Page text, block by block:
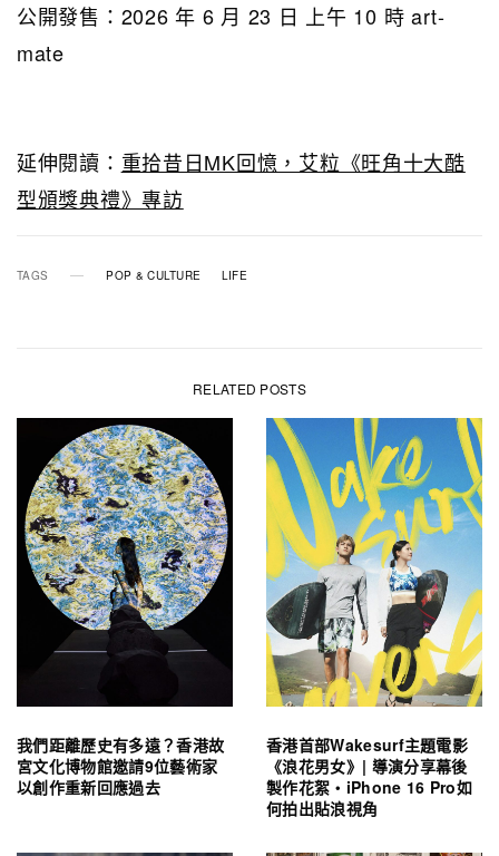
公開發售：2026 年 6 月 23 日 上午 10 時 art-
mate
延伸閱讀： 重拾昔日MK回憶，艾粒《旺角十大酷
型頒獎典禮》專訪
TAGS POP & CULTURE LIFE
RELATED POSTS
我們距離歷史有多遠？香港故
宮文化博物館邀請9位藝術家
以創作重新回應過去
香港首部Wakesurf主題電影
《浪花男女》| 導演分享幕後
製作花絮・iPhone 16 Pro如
何拍出貼浪視角